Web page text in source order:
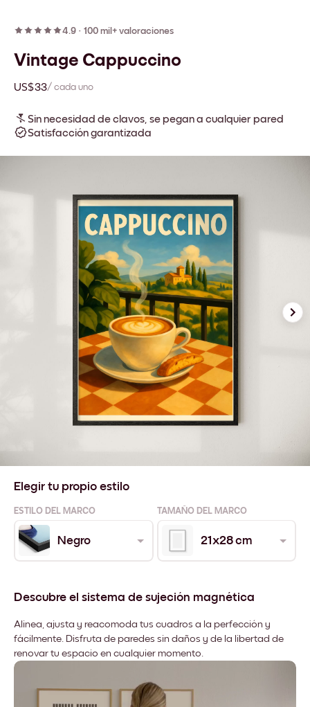
4.9 · 100 mil+ valoraciones
Vintage Cappuccino
US$33/ cada uno
Sin necesidad de clavos, se pegan a cualquier pared
Satisfacción garantizada
Elegir tu propio estilo
ESTILO DEL MARCO TAMAÑO DEL MARCO
Negro 21x28 cm
Descubre el sistema de sujeción magnética
Alinea, ajusta y reacomoda tus cuadros a la perfección y
fácilmente. Disfruta de paredes sin daños y de la libertad de
renovar tu espacio en cualquier momento.